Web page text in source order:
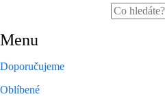
Menu
Doporučujeme
Oblíbené